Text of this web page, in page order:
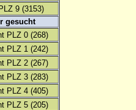
9 (3153)
gesucht
PLZ 0 (268)
PLZ 1 (242)
PLZ 2 (267)
PLZ 3 (283)
PLZ 4 (405)
PLZ 5 (205)